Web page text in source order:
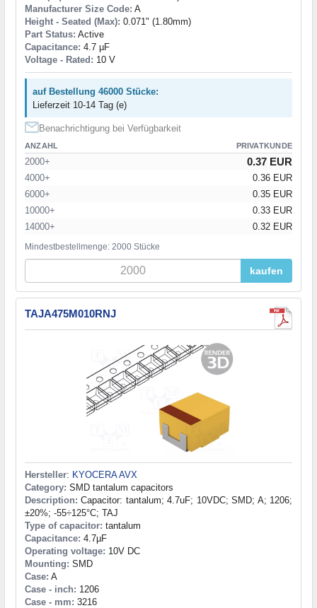
Manufacturer Size Code: A
Height - Seated (Max): 0.071" (1.80mm)
Part Status: Active
Capacitance: 4.7 µF
Voltage - Rated: 10 V
auf Bestellung 46000 Stücke:
Lieferzeit 10-14 Tag (e)
Benachrichtigung bei Verfügbarkeit
ANZAHL PRIVATKUNDE
2000+ 0.37 EUR
4000+
0.36 EUR
6000+
0.35 EUR
10000+
0.33 EUR
14000+
0.32 EUR
Mindestbestellmenge: 2000 Stücke
kaufen
TAJA475M010RNJ
Hersteller: KYOCERA AVX
Category: SMD tantalum capacitors
Description: Capacitor: tantalum; 4.7uF; 10VDC; SMD; A; 1206;
±20%; -55÷125°C; TAJ
Type of capacitor: tantalum
Capacitance: 4.7µF
Operating voltage: 10V DC
Mounting: SMD
Case: A
Case - inch: 1206
Case - mm: 3216